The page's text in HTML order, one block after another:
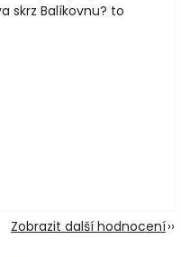
skrz Balíkovnu? to
Zobrazit další hodnocení